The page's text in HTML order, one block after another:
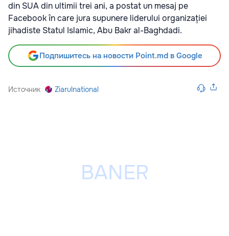
din SUA din ultimii trei ani, a postat un mesaj pe
Facebook în care jura supunere liderului organizației
jihadiste Statul Islamic, Abu Bakr al-Baghdadi.
Подпишитесь на новости Point.md в Google
Источник Ziarulnational